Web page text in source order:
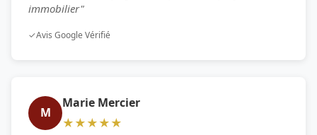
immobilier"
✓Avis Google Vérifié
M
Marie Mercier
★★★★★